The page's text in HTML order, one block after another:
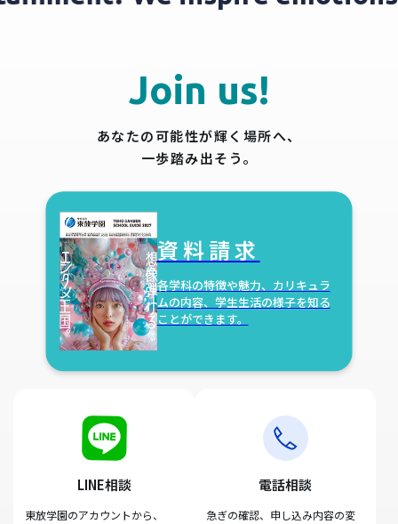
Join us!
あなたの可能性が輝く場所へ、
一歩踏み出そう。
資料請求
各学科の特徴や魅力、カリキュラ
ムの内容、 学生生活の様子を知る
ことができます。
LINE相談
東放学園のアカウントから、
電話相談
急ぎの確認、申し込み内容の変